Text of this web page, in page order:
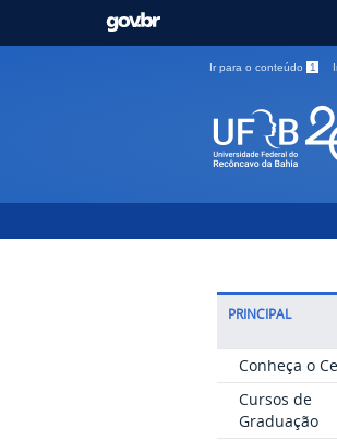
Ir para o conteúdo 1
PRINCIPAL
Conheça o
Cursos de
Graduação